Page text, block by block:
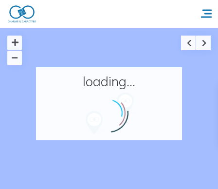
Accueil
Nos adresses en France
loading...